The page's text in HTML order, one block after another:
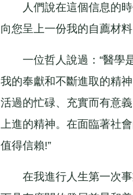
人們說在這個信息的時
向您呈上一份我的自薦材
一位哲人說過：“醫學是
我的奉獻和不斷進取的精
活過的忙碌、充實而有意
上進的精神。在面臨著社
值得信賴!”
在我進行人生第一次事